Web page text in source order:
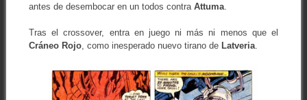
antes de desembocar en un todos contra Attuma.
Tras el crossover, entra en juego ni más ni menos que el
Cráneo Rojo, como inesperado nuevo tirano de Latveria.